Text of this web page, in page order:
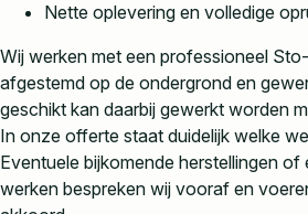
Nette oplevering en volledige
Wij werken met een professioneel
afgestemd op de ondergrond en
geschikt kan daarbij gewerkt worden
In onze offerte staat duidelijk welke
Eventuele bijkomende herstellingen
werken bespreken wij vooraf en